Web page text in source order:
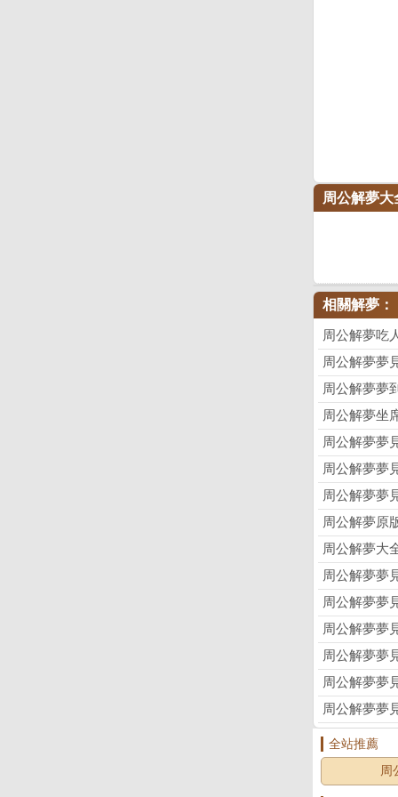
周公解夢大
相關解夢：
周公解夢吃
周公解夢夢
周公解夢夢
周公解夢坐
周公解夢夢
周公解夢夢
周公解夢夢
周公解夢原
周公解夢大
周公解夢夢
周公解夢夢
周公解夢夢
周公解夢夢
周公解夢夢
周公解夢夢
全站推薦
周